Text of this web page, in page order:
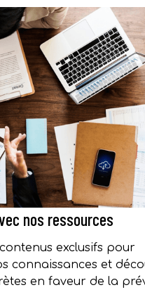
nos ressources
exclusifs pour
connaissances et
en faveur de la